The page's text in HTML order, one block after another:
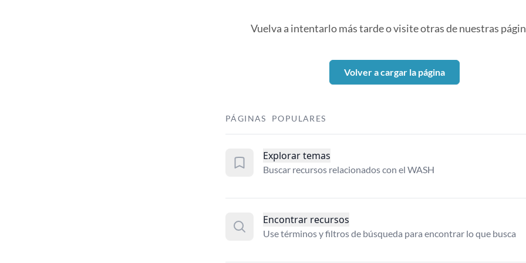
Vuelva a intentarlo más tarde o visite otras de nuestras
Volver a cargar la página
PÁGINAS POPULARES
Explorar temas
Buscar recursos relacionados con el WASH
Encontrar recursos
Use términos y filtros de búsqueda para encontrar lo que busca